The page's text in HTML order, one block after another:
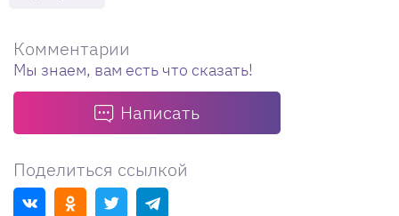
Комментарии
Мы знаем, вам есть что сказать!
Написать
Поделиться ссылкой